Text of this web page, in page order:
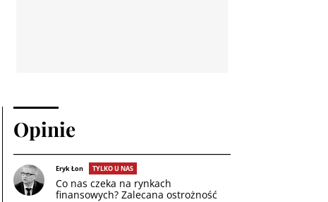
Opinie
Eryk Łon TYLKO U NAS
Co nas czeka na rynkach
finansowych? Zalecana ostrożność